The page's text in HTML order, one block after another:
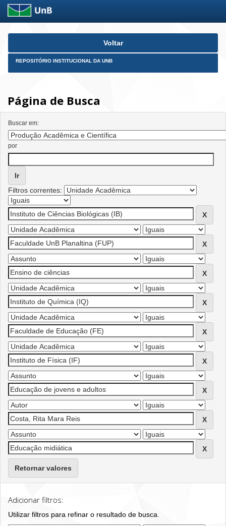
Skip
Voltar
REPOSITÓRIO INSTITUCIONAL DA UNB
Página de Busca
Buscar em:
por
Filtros correntes:
Retornar valores
Adicionar filtros:
Utilizar filtros para refinar o resultado de busca.